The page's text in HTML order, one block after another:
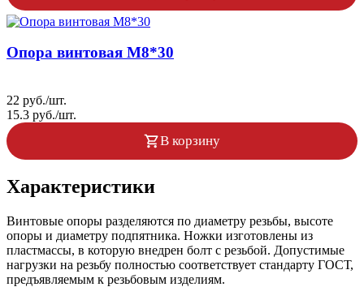
Опора винтовая М8*30
22 руб./шт.
15.3 руб./шт.
В корзину
Характеристики
Винтовые опоры разделяются по диаметру резьбы, высоте
опоры и диаметру подпятника. Ножки изготовлены из
пластмассы, в которую внедрен болт с резьбой. Допустимые
нагрузки на резьбу полностью соответствует стандарту ГОСТ,
предъявляемым к резьбовым изделиям.